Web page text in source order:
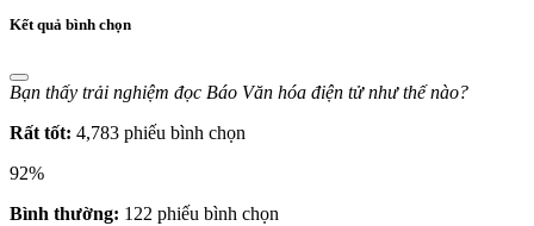
Kết quả bình chọn
Bạn thấy trải nghiệm đọc Báo Văn hóa điện tử như thế nào?
Rất tốt: 4,783 phiếu bình chọn
92%
Bình thường: 122 phiếu bình chọn